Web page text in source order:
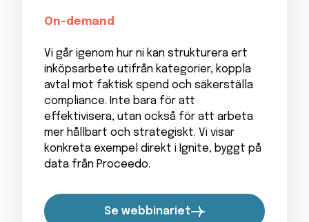
On-demand
Vi går igenom hur ni kan strukturera ert
inköpsarbete utifrån kategorier, koppla
avtal mot faktisk spend och säkerställa
compliance. Inte bara för att
effektivisera, utan också för att arbeta
mer hållbart och strategiskt. Vi visar
konkreta exempel direkt i Ignite, byggt på
data från Proceedo.
Se webbinariet